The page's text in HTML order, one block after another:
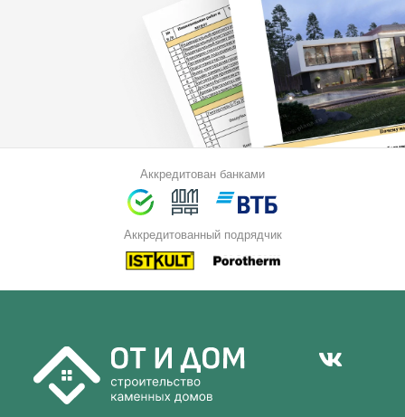
Аккредитован банками
Аккредитованный подрядчик